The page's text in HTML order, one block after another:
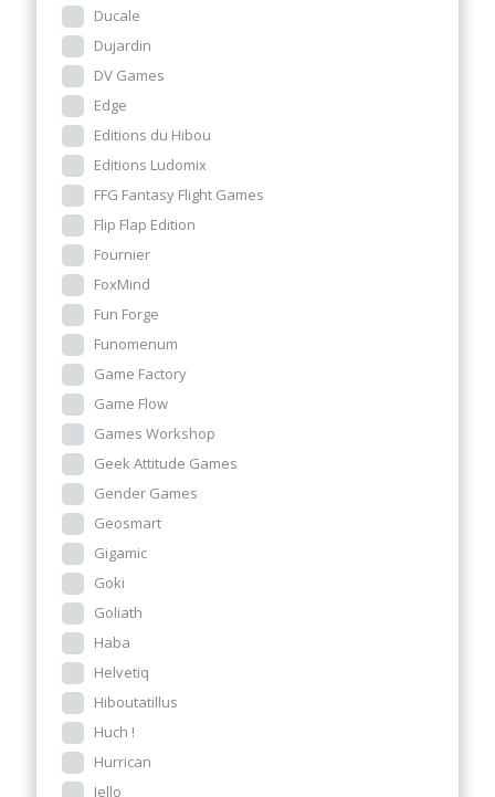
Ducale
Dujardin
DV Games
Edge
Editions du Hibou
Editions Ludomix
FFG Fantasy Flight Games
Flip Flap Edition
Fournier
FoxMind
Fun Forge
Funomenum
Game Factory
Game Flow
Games Workshop
Geek Attitude Games
Gender Games
Geosmart
Gigamic
Goki
Goliath
Haba
Helvetiq
Hiboutatillus
Huch !
Hurrican
Iello